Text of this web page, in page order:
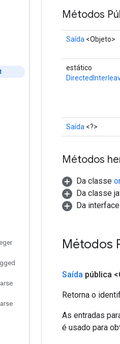
Métodos
Saída <Objeto>
estático
Saída <?>
Métodos
Da classe
Da classe
Da interface
Métodos
Saída pública
Retorna o
As entradas
é usado para